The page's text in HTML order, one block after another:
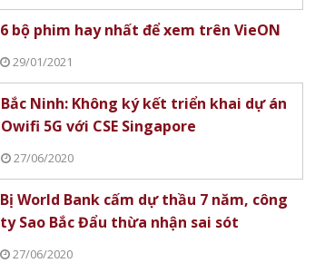
6 bộ phim hay nhất để xem trên VieON
29/01/2021
Bắc Ninh: Không ký kết triển khai dự án
Owifi 5G với CSE Singapore
27/06/2020
Bị World Bank cấm dự thầu 7 năm, công
ty Sao Bắc Đẩu thừa nhận sai sót
27/06/2020